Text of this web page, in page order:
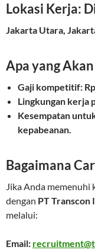
Lokasi Kerja:
Jakarta Utara,
Apa yang
Gaji kompetitif:
Lingkungan kerja
Kesempatan
kepabeanan.
Bagaimana
Jika Anda
dengan PT Transcon
melalui:
Email: